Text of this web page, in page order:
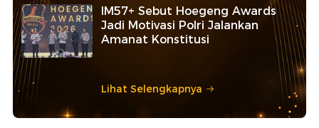
IM57+ Sebut Hoegeng Awards
Jadi Motivasi Polri Jalankan
Amanat Konstitusi
Lihat Selengkapnya